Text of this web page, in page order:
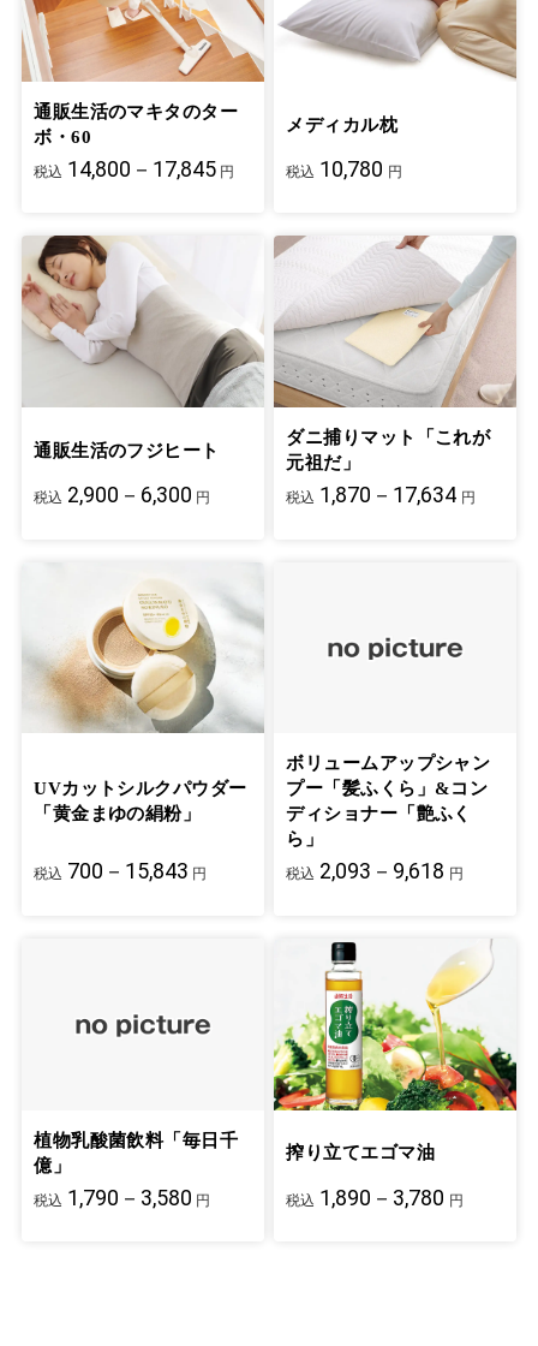
通販生活のマキタのター
ボ・60
税込 14,800－17,845 円
メディカル枕
税込 10,780 円
通販生活のフジヒート
税込 2,900－6,300 円
ダニ捕りマット「これが
元祖だ」
税込 1,870－17,634 円
UVカットシルクパウダー
「黄金まゆの絹粉」
税込 700－15,843 円
ボリュームアップシャン
プー「髪ふくら」&コン
ディショナー「艶ふく
ら」
税込 2,093－9,618 円
植物乳酸菌飲料「毎日千
億」
税込 1,790－3,580 円
搾り立てエゴマ油
税込 1,890－3,780 円